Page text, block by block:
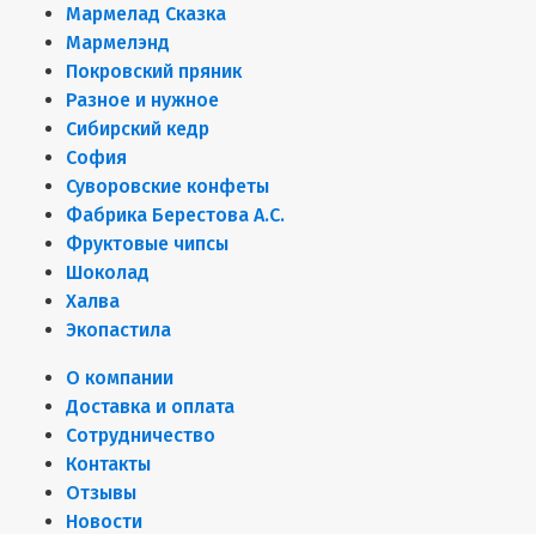
Мармелад Сказка
Мармелэнд
Покровский пряник
Разное и нужное
Сибирский кедр
София
Суворовские конфеты
Фабрика Берестова А.С.
Фруктовые чипсы
Шоколад
Халва
Экопастила
О компании
Доставка и оплата
Сотрудничество
Контакты
Отзывы
Новости